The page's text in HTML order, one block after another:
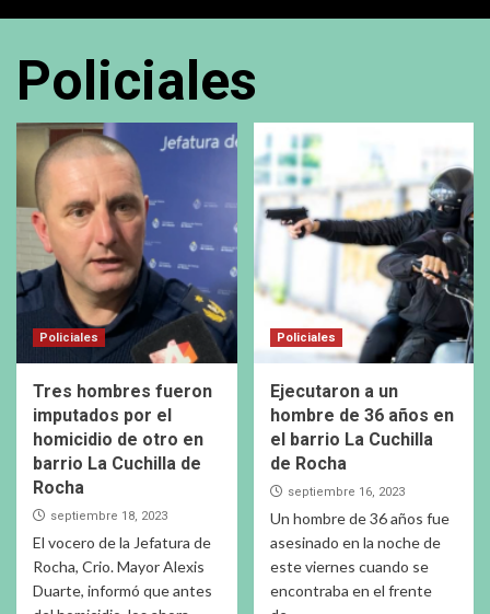
Policiales
Policiales
Tres hombres fueron
imputados por el
homicidio de otro en
barrio La Cuchilla de
Rocha
septiembre 18, 2023
El vocero de la Jefatura de
Rocha, Crio. Mayor Alexis
Duarte, informó que antes
Policiales
Ejecutaron a un
hombre de 36 años en
el barrio La Cuchilla
de Rocha
septiembre 16, 2023
Un hombre de 36 años fue
asesinado en la noche de
este viernes cuando se
encontraba en el frente